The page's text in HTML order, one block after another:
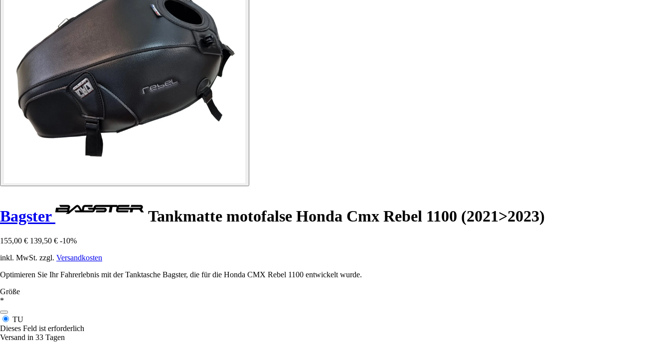
Bagster Tankmatte motofalse Honda Cmx Rebel 1100 (2021>2023)
155,00 € 139,50 € -10%
inkl. MwSt. zzgl. Versandkosten
Optimieren Sie Ihr Fahrerlebnis mit der Tanktasche Bagster, die für die Honda CMX Rebel 1100 entwickelt wurde.
Größe
*
TU
Dieses Feld ist erforderlich
Versand in 33 Tagen